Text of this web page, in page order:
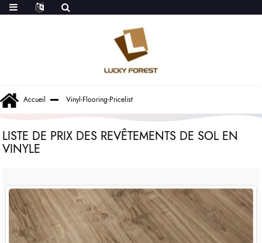
Accueil Vinyl-Flooring-Pricelist
LISTE DE PRIX DES REVÊTEMENTS DE SOL EN
VINYLE